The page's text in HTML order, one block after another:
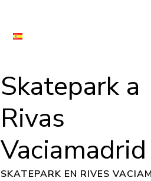
Skatepark a
Rivas
Vaciamadrid
SKATEPARK EN RIVES